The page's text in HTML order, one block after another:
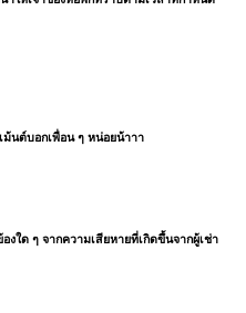
ม้นต์บอกเพื่อน ๆ หน่อยน้าาา
งใด ๆ จากความเสียหายที่เกิดขึ้นจากผู้เช่า